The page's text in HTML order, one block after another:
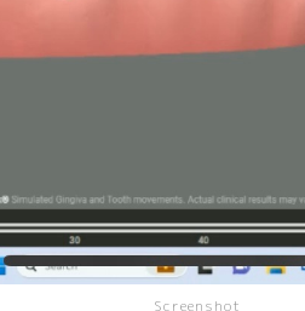
Screenshot